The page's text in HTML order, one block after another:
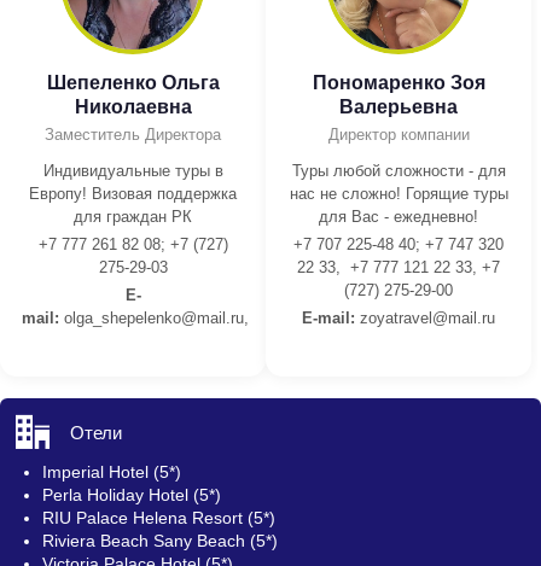
Шепеленко Ольга
Николаевна
Заместитель Директора
Индивидуальные туры в
Европу! Визовая поддержка
для граждан РК
+7 777 261 82 08; +7 (727)
275-29-03
E-
mail: olga_shepelenko@mail.ru,
Пономаренко Зоя
Валерьевна
Директор компании
Туры любой сложности - для
нас не сложно! Горящие туры
для Вас - ежедневно!
+7 707 225-48 40; +7 747 320
22 33, +7 777 121 22 33, +7
(727) 275-29-00
E-mail: zoyatravel@mail.ru
Отели
Imperial Hotel (5*)
Perla Holiday Hotel (5*)
RIU Palace Helena Resort (5*)
Riviera Beach Sany Beach (5*)